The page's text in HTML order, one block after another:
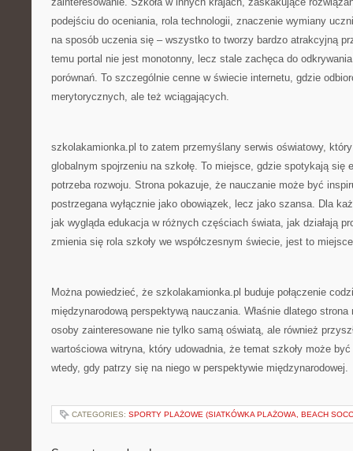
podejściu do oceniania, rola technologii, znaczenie wymiany
na sposób uczenia się – wszystko to tworzy bardzo atrakcyjną
temu portal nie jest monotonny, lecz stale zachęca do
porównań. To szczególnie cenne w świecie internetu, gdzie
merytorycznych, ale też wciągających.
szkolakamionka.pl to zatem przemyślany serwis oświatowy,
globalnym spojrzeniu na szkołę. To miejsce, gdzie spotykają się
potrzeba rozwoju. Strona pokazuje, że nauczanie może być
postrzegana wyłącznie jako obowiązek, lecz jako szansa. Dla
jak wygląda edukacja w różnych częściach świata, jak działają
zmienia się rola szkoły we współczesnym świecie, jest to
Można powiedzieć, że szkolakamionka.pl buduje połączenie
międzynarodową perspektywą nauczania. Właśnie dlatego
osoby zainteresowane nie tylko samą oświatą, ale również
wartościowa witryna, który udowadnia, że temat szkoły może
wtedy, gdy patrzy się na niego w perspektywie międzynarodowej.
CATEGORIES: SPORTY PLAŻOWE (SIATKÓWKA PLAŻOWA, BEACH